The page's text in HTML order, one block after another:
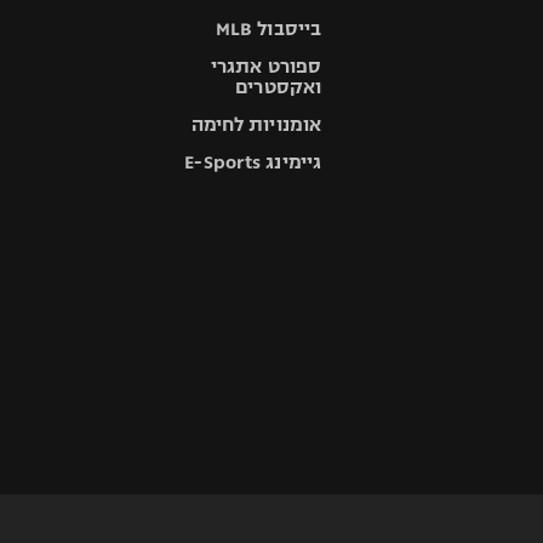
בייסבול MLB
ספורט אתגרי
ואקסטרים
אומנויות לחימה
גיימינג E-Sports